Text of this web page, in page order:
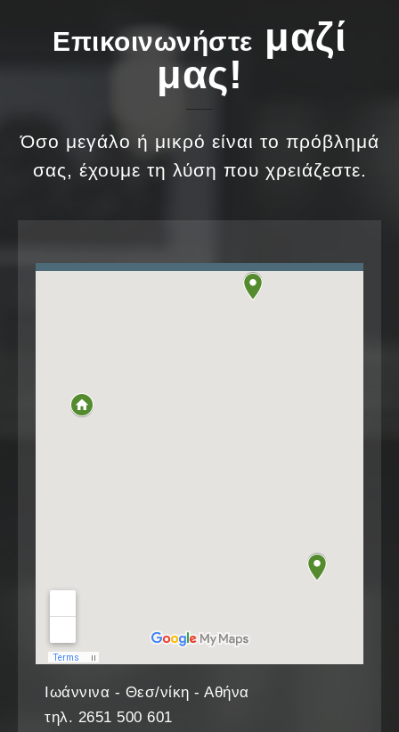
Επικοινωνήστε μαζί
μας!
Όσο μεγάλο ή μικρό είναι το πρόβλημά
σας, έχουμε τη λύση που χρειάζεστε.
Ιωάννινα - Θεσ/νίκη - Αθήνα
τηλ. 2651 500 601